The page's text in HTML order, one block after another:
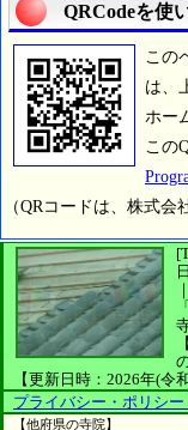
QRCodeを使
この
は、
ホー
この
（QRコードは、株式会
｜
【更新日時：2026年(令
プライバシー・ポリシー
【他府県の寺院】